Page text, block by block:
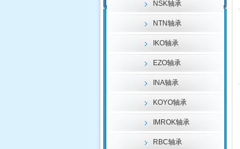
NSK轴承
NTN轴承
IKO轴承
EZO轴承
INA轴承
KOYO轴承
IMROK轴承
RBC轴承